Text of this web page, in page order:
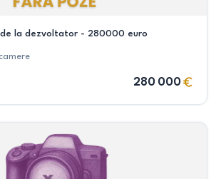
de la dezvoltator - 280000 euro
camere
280 000